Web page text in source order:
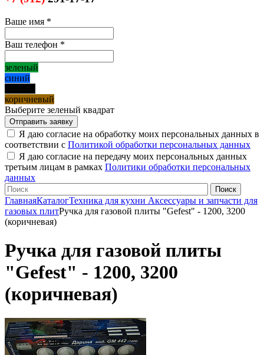
Ваше имя *
Ваш телефон *
зеленый
синий
коричневый
Выберите зеленый квадрат
Я даю согласие на обработку моих персональных данных в
соответствии с Политикой обработки персональных данных
Я даю согласие на передачу моих персональных данных
третьим лицам в рамках Политики обработки персональных
данных
ГлавнаяКаталогТехника для кухни Аксессуары и запчасти для
газовых плитРучка для газовой плиты "Gefest" - 1200, 3200
(коричневая)
Ручка для газовой плиты
"Gefest" - 1200, 3200
(коричневая)